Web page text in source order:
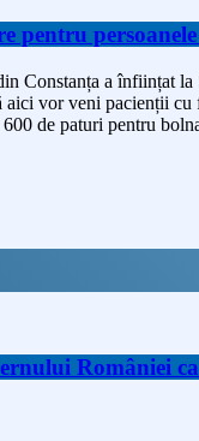
pentru
Constanța a înființat
aici vor veni pacienții
600 de paturi pentru
României